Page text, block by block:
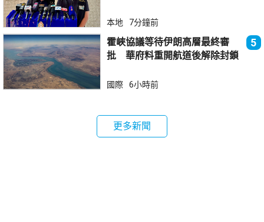
本地 7分鐘前
霍峽協議等待伊朗高層最終審
批 華府料重開航道後解除封鎖
5
國際 6小時前
更多新聞